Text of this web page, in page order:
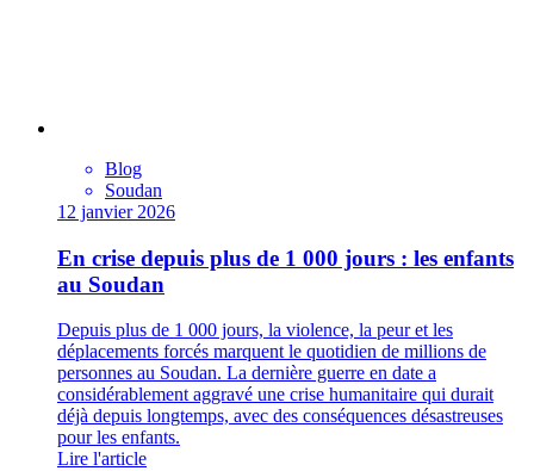
Blog
Soudan
12 janvier 2026
En crise depuis plus de 1 000 jours : les enfants
au Soudan
Depuis plus de 1 000 jours, la violence, la peur et les
déplacements forcés marquent le quotidien de millions de
personnes au Soudan. La dernière guerre en date a
considérablement aggravé une crise humanitaire qui durait
déjà depuis longtemps, avec des conséquences désastreuses
pour les enfants.
Lire l'article